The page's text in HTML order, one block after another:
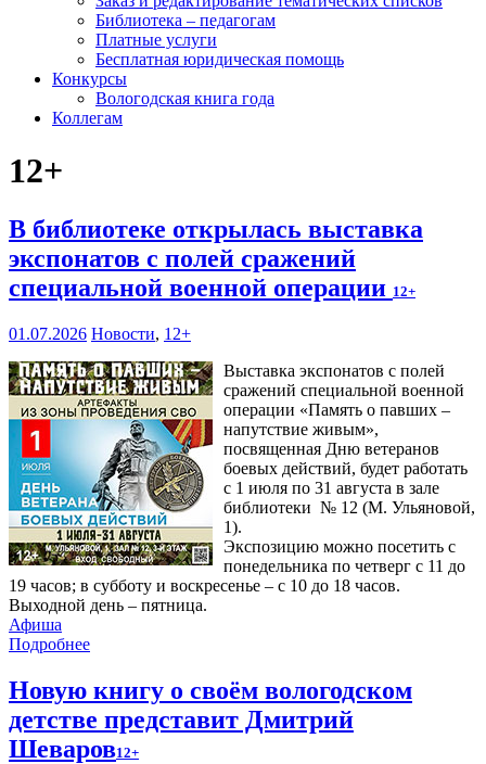
Библиотека – педагогам
Платные услуги
Бесплатная юридическая помощь
Конкурсы
Вологодская книга года
Коллегам
12+
В библиотеке открылась выставка
экспонатов с полей сражений
специальной военной операции 12+
01.07.2026 Новости, 12+
Выставка экспонатов с полей
сражений специальной военной
операции «Память о павших –
напутствие живым»,
посвященная Дню ветеранов
боевых действий, будет работать
с 1 июля по 31 августа в зале
библиотеки № 12 (М. Ульяновой,
1).
Экспозицию можно посетить с
понедельника по четверг с 11 до
19 часов; в субботу и воскресенье – с 10 до 18 часов.
Выходной день – пятница.
Афиша
Подробнее
Новую книгу о своём вологодском
детстве представит Дмитрий
Шеваров12+